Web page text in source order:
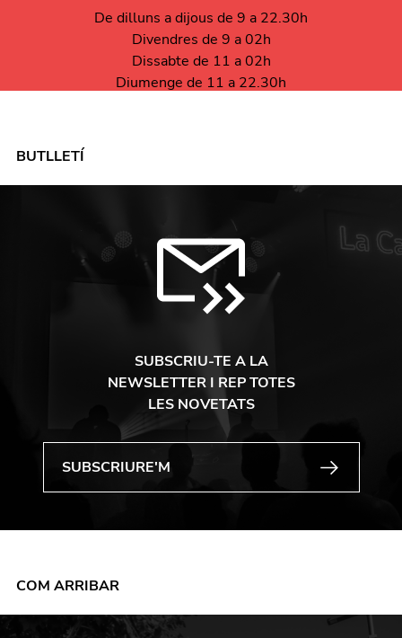
De dilluns a dijous de 9 a 22.30h
Divendres de 9 a 02h
Dissabte de 11 a 02h
Diumenge de 11 a 22.30h
BUTLLETÍ
SUBSCRIU-TE A LA
NEWSLETTER I REP TOTES
LES NOVETATS
COM ARRIBAR